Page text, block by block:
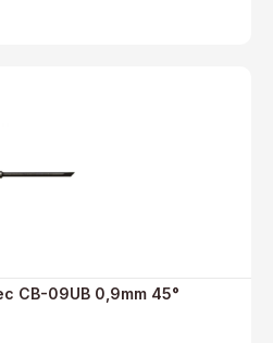
CB-09UB 0,9mm 45°